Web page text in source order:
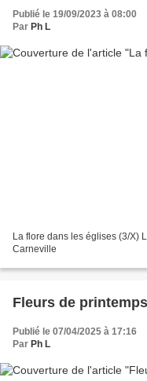
Publié le 19/09/2023 à 08:00
Par Ph L
La flore dans les églises (3/X)
Carneville
Fleurs de
Publié le 07/04/2025 à 17:16
Par Ph L